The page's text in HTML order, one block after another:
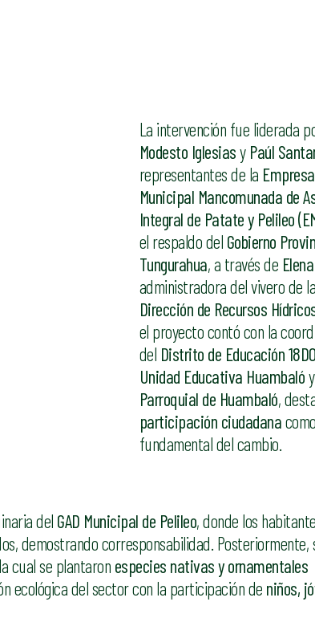
La intervención fue liderada
Modesto Iglesiasy Paúl
representantes de la
Municipal Mancomunada de
Integral de Patate y Pelileo
el respaldo del Gobierno
Tungurahua, a través de
administradora del vivero de la
Dirección de Recursos
el proyecto contó con la
del Distrito de Educación
Unidad Educativa Huambaló
Parroquial de Huambaló,
participación ciudadana
fundamental del cambio.
del GAD Municipal de Pelileo, donde los
demostrando corresponsabilidad. Posteriormente,
cual se plantaron especies nativas y ornamentales
ecológica del sector con la participación de niños,